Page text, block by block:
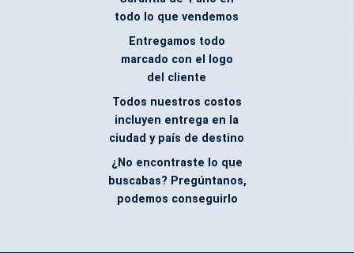
todo lo que vendemos
Entregamos todo
marcado con el logo
del cliente
Todos nuestros costos
incluyen entrega en la
ciudad y país de destino
¿No encontraste lo que
buscabas? Pregúntanos,
podemos conseguirlo